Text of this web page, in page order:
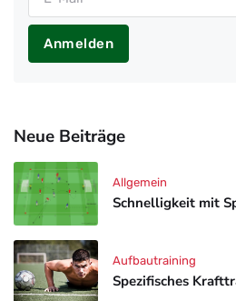
Anmelden
Neue Beiträge
Schnelligkeit mit
Allgemein
Spezifisches
Aufbautraining